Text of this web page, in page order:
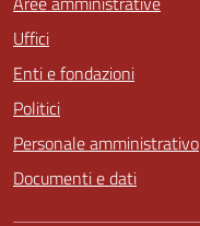
Uffici
Enti e fondazioni
Politici
Personale amministrativo
Documenti e dati